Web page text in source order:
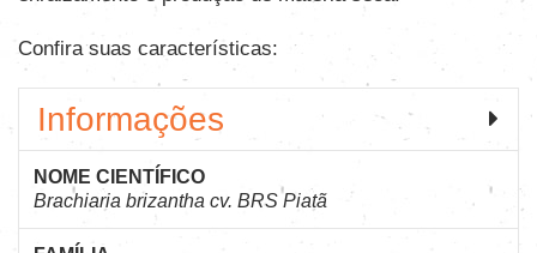
Confira suas características:
Informações
NOME CIENTÍFICO
Brachiaria brizantha cv. BRS Piatã